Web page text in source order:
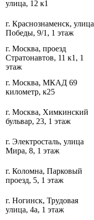
улица, 12 к1
г. Краснознаменск, улица
Победы, 9/1, 1 этаж
г. Москва, проезд
Стратонавтов, 11 к1, 1
этаж
г. Москва, МКАД 69
километр, к25
г. Москва, Химкинский
бульвар, 23, 1 этаж
г. Электросталь, улица
Мира, 8, 1 этаж
г. Коломна, Парковый
проезд, 5, 1 этаж
г. Ногинск, Трудовая
улица, 4а, 1 этаж